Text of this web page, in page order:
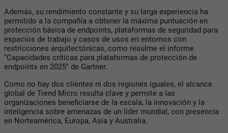
Además, su rendimiento constante y su larga experiencia ha
permitido a la compañía a obtener la máxima puntuación en
protección básica de endpoints, plataformas de seguridad para
espacios de trabajo y casos de usos en entornos con
restricciones arquitectónicas, como resulme el informe
“Capacidades críticas para plataformas de protección de
endpoints en 2025" de Gartner.
Como no hay dos clientes ni dos regiones iguales, el alcance
global de Trend Micro resulta clave y permite a las
organizaciones beneficiarse de la escala, la innovación y la
inteligencia sobre amenazas de un líder mundial, con presencia
en Norteamérica, Europa, Asia y Australia.